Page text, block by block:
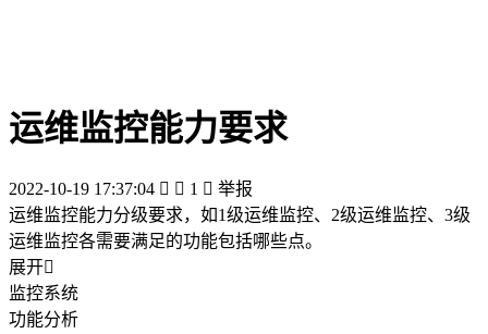
运维监控能力要求
2022-10-19 17:37:04   1  举报
运维监控能力分级要求，如1级运维监控、2级运维监控、3级
运维监控各需要满足的功能包括哪些点。
展开
监控系统
功能分析